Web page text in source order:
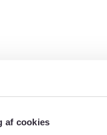
af cookies